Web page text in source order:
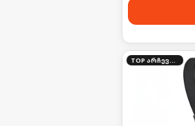
TOP არჩევანი